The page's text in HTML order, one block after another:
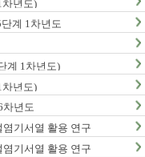
차년도)
계 1차년도
계 1차년도)
차년도)
차년도
기서열 활용 연구
기서열 활용 연구